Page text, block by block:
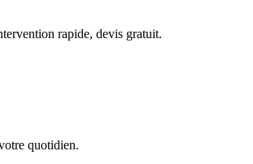
rapide, devis gratuit.
quotidien.